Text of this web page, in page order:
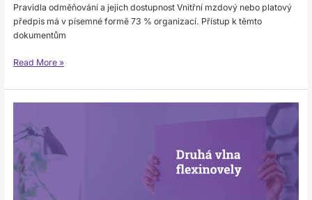
Pravidla odměňování a jejich dostupnost Vnitřní mzdový nebo platový
předpis má v písemné formě 73 % organizací. Přístup k těmto
dokumentům
Read More »
vlna
flexinovely:
Co
se
změnilo
od